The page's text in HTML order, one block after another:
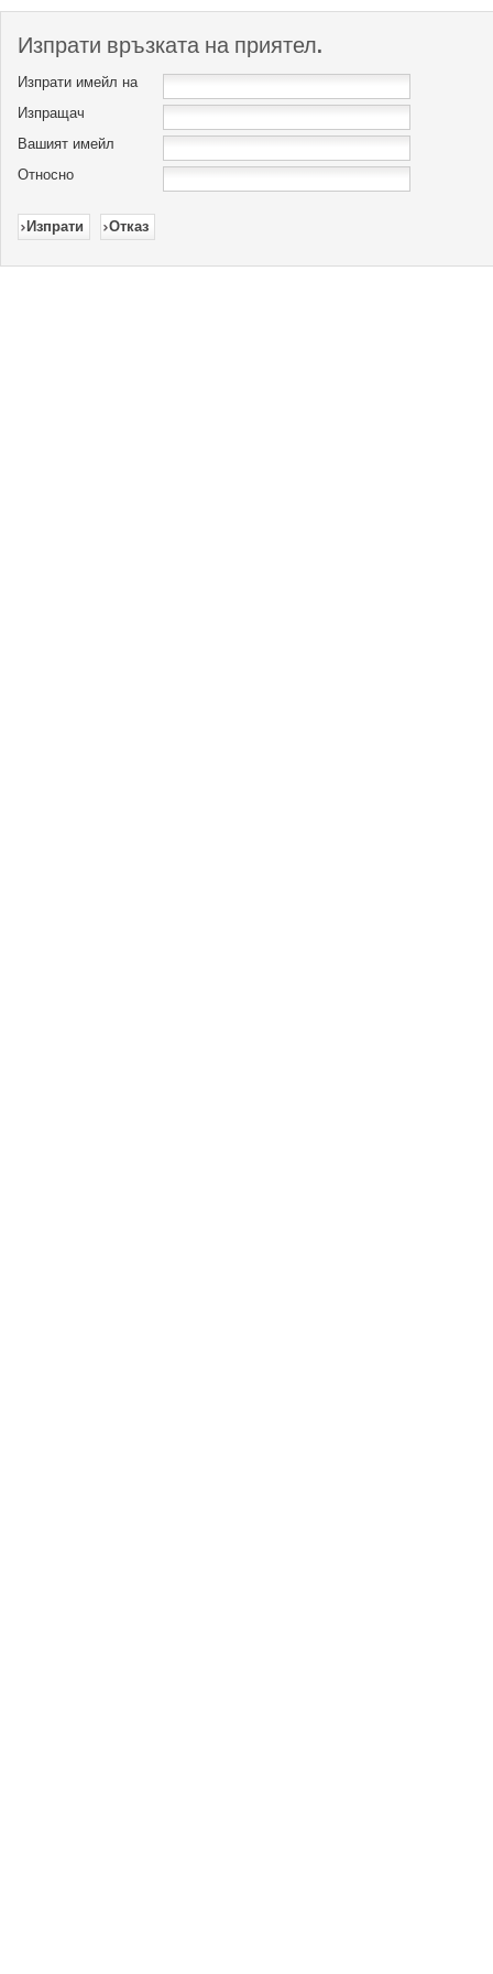
Изпрати връзката на приятел.
Изпрати имейл на
Изпращач
Вашият имейл
Относно
Изпрати Отказ